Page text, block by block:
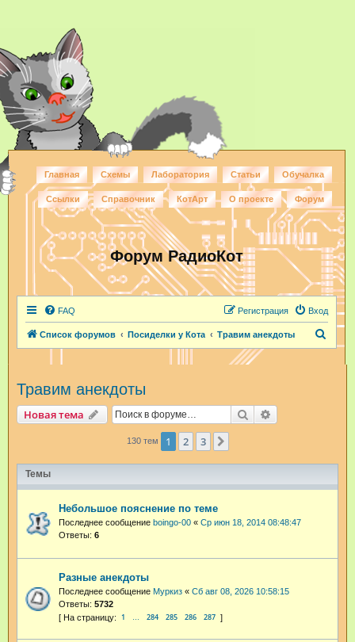
Главная Схемы Лаборатория Статьи Обучалка
Ссылки Справочник КотАрт О проекте Форум
Форум РадиоКот
FAQ Вход
Регистрация
Список форумов Посиделки у Кота Травим анекдоты
Травим анекдоты
Новая тема Поиск
130 тем 1 2 3
Темы
Небольшое пояснение по теме
Последнее сообщение boingo-00 « Ср июн 18, 2014 08:48:47
Ответы: 6
Разные анекдоты
Последнее сообщение Муркиз « Сб авг 08, 2026 10:58:15
Ответы: 5732
1 … 284 285 286 287